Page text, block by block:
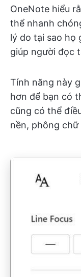
OneNote hiểu
thể nhanh
lý do tại sao họ
giúp người đọc
Tính năng này
hơn để bạn có
cũng có thể
nền, phông